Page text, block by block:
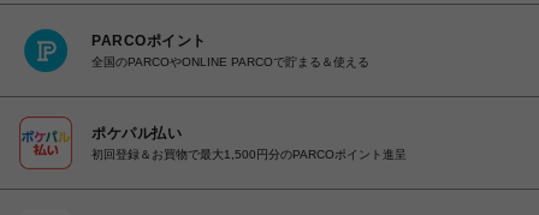
PARCOポイント
全国のPARCOやONLINE PARCOで貯まる＆使える
ポケパル払い
初回登録＆お買物で最大1,500円分のPARCOポイント進呈